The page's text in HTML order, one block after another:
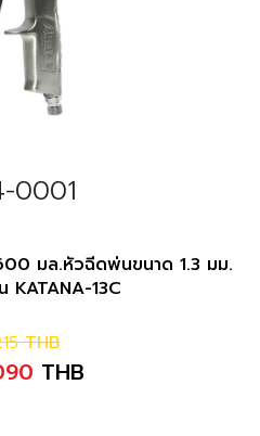
0001
มล.หัวฉีดพ่นขนาด 1.3 มม.
KATANA-13C
THB
THB